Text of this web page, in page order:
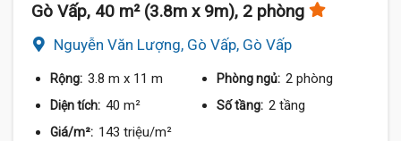
Gò Vấp, 40 m² (3.8m x 9m), 2 phòng
Nguyễn Văn Lượng, Gò Vấp, Gò Vấp
Rộng: 3.8 m x 11 m Phòng ngủ: 2 phòng
Diện tích: 40 m² Số tầng: 2 tầng
Giá/m²: 143 triệu/m²